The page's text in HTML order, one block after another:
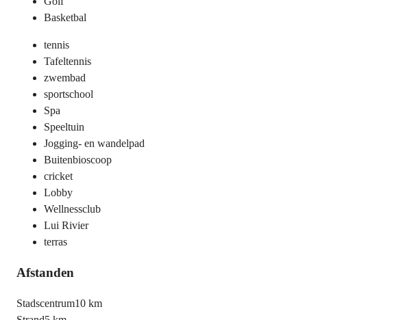
Basketbal
tennis
Tafeltennis
zwembad
sportschool
Spa
Speeltuin
Jogging- en wandelpad
Buitenbioscoop
cricket
Lobby
Wellnessclub
Lui Rivier
terras
Afstanden
Stadscentrum10 km